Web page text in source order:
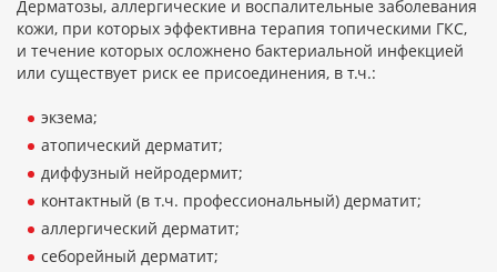
Дерматозы, аллергические и воспалительные заболевания
кожи, при которых эффективна терапия топическими ГКС,
и течение которых осложнено бактериальной инфекцией
или существует риск ее присоединения, в т.ч.:
экзема;
атопический дерматит;
диффузный нейродермит;
контактный (в т.ч. профессиональный) дерматит;
аллергический дерматит;
себорейный дерматит;